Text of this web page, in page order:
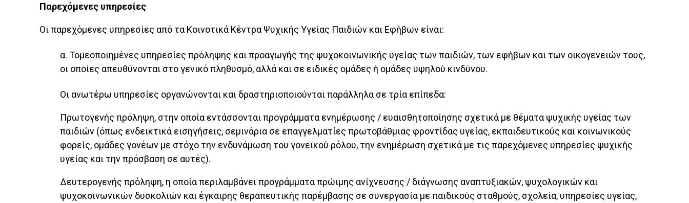
Παρεχόμενες υπηρεσίες
Οι παρεχόμενες υπηρεσίες από τα Κοινοτικά Κέντρα Ψυχικής Υγείας Παιδιών και Εφήβων είναι:
α. Τομεοποιημένες υπηρεσίες πρόληψης και προαγωγής της ψυχοκοινωνικής υγείας των παιδιών, των εφήβων και των οικογενειών τους,
οι οποίες απευθύνονται στο γενικό πληθυσμό, αλλά και σε ειδικές ομάδες ή ομάδες υψηλού κινδύνου.
Οι ανωτέρω υπηρεσίες οργανώνονται και δραστηριοποιούνται παράλληλα σε τρία επίπεδα:
Πρωτογενής πρόληψη, στην οποία εντάσσονται προγράμματα ενημέρωσης / ευαισθητοποίησης σχετικά με θέματα ψυχικής υγείας των
παιδιών (όπως ενδεικτικά εισηγήσεις, σεμινάρια σε επαγγελματίες πρωτοβάθμιας φροντίδας υγείας, εκπαιδευτικούς και κοινωνικούς
φορείς, ομάδες γονέων με στόχο την ενδυνάμωση του γονεϊκού ρόλου, την ενημέρωση σχετικά με τις παρεχόμενες υπηρεσίες ψυχικής
υγείας και την πρόσβαση σε αυτές).
Δευτερογενής πρόληψη, η οποία περιλαμβάνει προγράμματα πρώιμης ανίχνευσης / διάγνωσης αναπτυξιακών, ψυχολογικών και
ψυχοκοινωνικών δυσκολιών και έγκαιρης θεραπευτικής παρέμβασης σε συνεργασία με παιδικούς σταθμούς, σχολεία, υπηρεσίες υγείας,